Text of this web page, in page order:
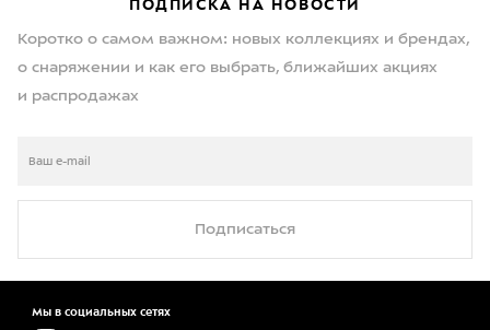
ПОДПИСКА НА НОВОСТИ
Коротко о самом важном: новых коллекциях и брендах,
о снаряжении и как его выбрать, ближайших акциях
и распродажах
Подписаться
Мы в социальных сетях